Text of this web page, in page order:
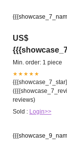
US$
Min. order: 1 piece
★★★★★
reviews)
Sold : Login>>